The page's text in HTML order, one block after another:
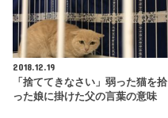
2018.12.19
「捨ててきなさい」弱った猫を拾
った娘に掛けた父の言葉の意味